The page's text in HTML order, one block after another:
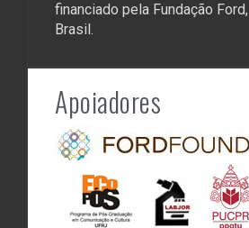
financiado pela Fundação
Brasil.
Apoiadores